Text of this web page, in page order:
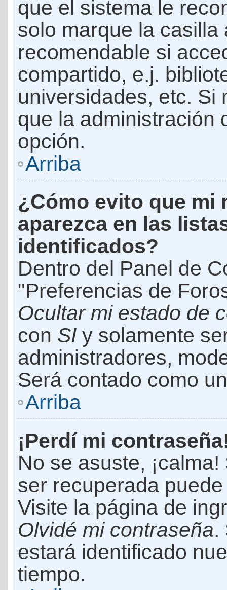
que el sistema le
solo marque la casilla
recomendable si
compartido, e.j.
universidades, etc. Si
que la administración
opción.
Arriba
¿Cómo evito que mi
aparezca en las
identificados?
Dentro del Panel de
"Preferencias de
Ocultar mi estado de
con SI y solamente
administradores,
Será contado como
Arriba
¡Perdí mi
No se asuste,
ser recuperada
Visite la página de
Olvidé mi contraseña.
estará identificado
tiempo.